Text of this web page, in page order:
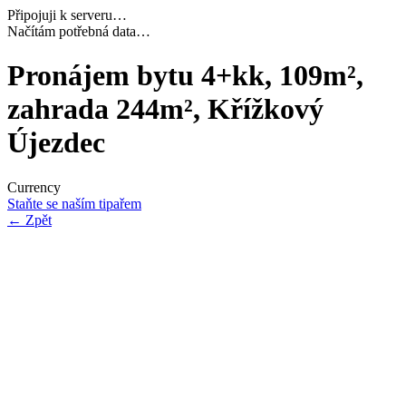
Připojuji k serveru…
Dokončuji inicializaci…
Pronájem bytu 4+kk, 109m²,
zahrada 244m², Křížkový
Újezdec
Currency
Staňte se naším tipařem
← Zpět